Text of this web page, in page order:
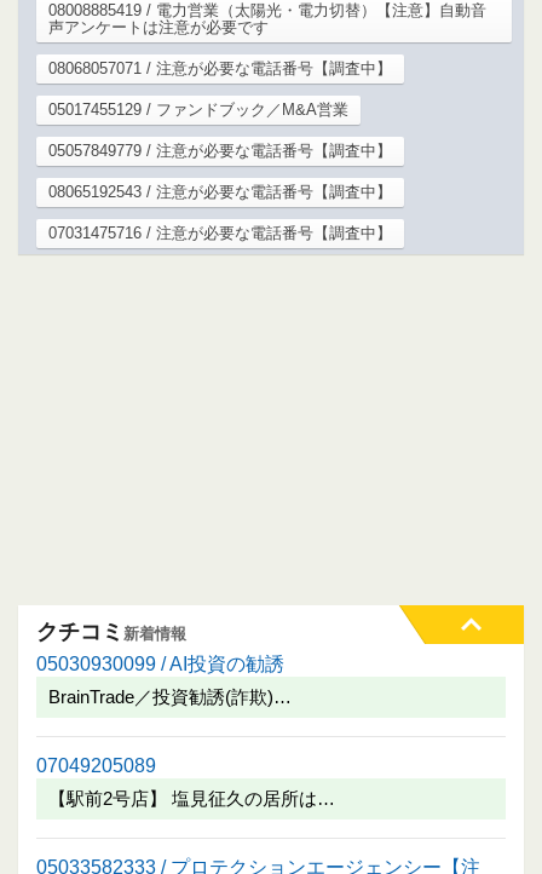
08008885419 / 電力営業（太陽光・電力切替）【注意】自動音
声アンケートは注意が必要です
08068057071 / 注意が必要な電話番号【調査中】
05017455129 / ファンドブック／M&A営業
05057849779 / 注意が必要な電話番号【調査中】
08065192543 / 注意が必要な電話番号【調査中】
07031475716 / 注意が必要な電話番号【調査中】
クチコミ 新着情報
05030930099 / AI投資の勧誘
BrainTrade／投資勧誘(詐欺)…
07049205089
【駅前2号店】 塩見征久の居所は…
05033582333 / プロテクションエージェンシー【注